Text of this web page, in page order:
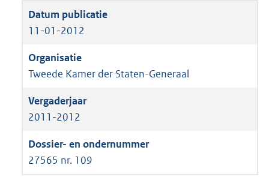
11-01-2012
Tweede Kamer der Staten-Generaal
2011-2012
27565 nr. 109